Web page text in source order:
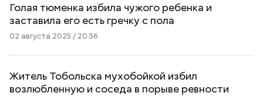
Голая тюменка избила чужого ребенка и
заставила его есть гречку с пола
02 августа 2025 / 20:56
Житель Тобольска мухобойкой избил
возлюбленную и соседа в порыве ревности